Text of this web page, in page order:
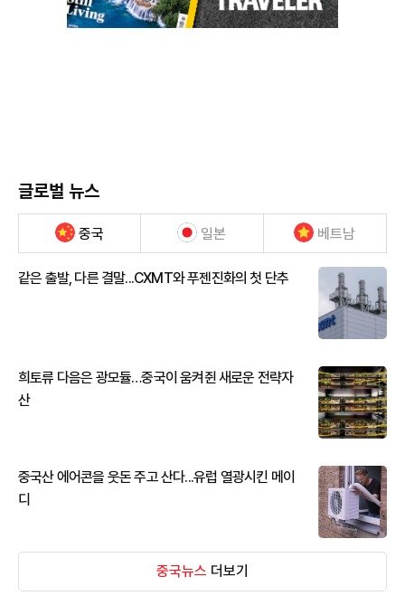
글로벌 뉴스
중국 일본 베트남
같은 출발, 다른 결말...CXMT와 푸젠진화의 첫 단추
희토류 다음은 광모듈…중국이 움켜쥔 새로운 전략자
산
중국산 에어콘을 웃돈 주고 산다...유럽 열광시킨 메이
디
중국뉴스 더보기